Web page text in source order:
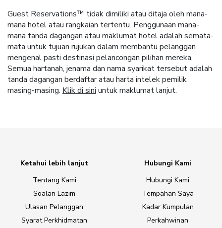
Guest Reservations™ tidak dimiliki atau ditaja oleh mana-
mana hotel atau rangkaian tertentu. Penggunaan mana-
mana tanda dagangan atau maklumat hotel adalah semata-
mata untuk tujuan rujukan dalam membantu pelanggan
mengenal pasti destinasi pelancongan pilihan mereka.
Semua hartanah, jenama dan nama syarikat tersebut adalah
tanda dagangan berdaftar atau harta intelek pemilik
masing-masing. Klik di sini untuk maklumat lanjut.
Ketahui lebih lanjut
Tentang Kami
Soalan Lazim
Ulasan Pelanggan
Syarat Perkhidmatan
Hubungi Kami
Hubungi Kami
Tempahan Saya
Kadar Kumpulan
Perkahwinan